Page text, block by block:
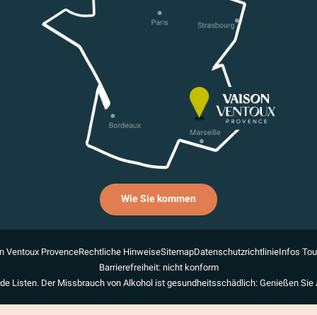
Wie Sie kommen
Ventoux ProvenceRechtliche HinweiseSitemapDatenschutzrichtlinieInfos
Barrierefreiheit: nicht konform
Listen. Der Missbrauch von Alkohol ist gesundheitsschädlich: Genießen Sie